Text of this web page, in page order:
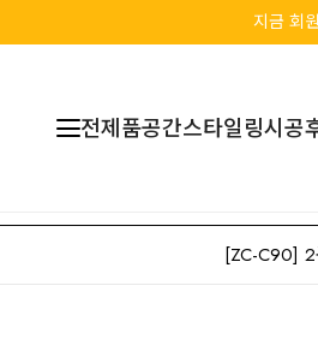
지금 회
전제품공간스타일링시공
[ZC-C90] 2